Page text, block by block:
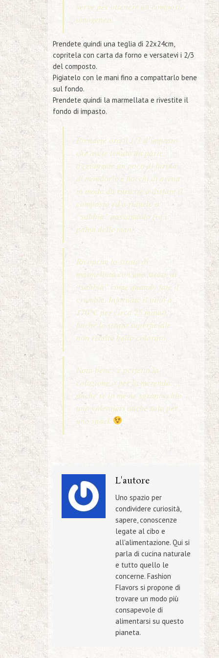
serve per ottenere un composto
omogeneo.
Prendete quindi una teglia di 22x24cm,
copritela con carta da forno e versatevi i 2/3
del composto.
Pigiatelo con le mani fino a compattarlo bene
sul fondo.
Prendete quindi la marmellata e rivestite il
fondo di impasto.
Prendete ora il 1/3 d’impasto
che avete tenuto da parte,
aggiungete un poco di farina
di mandorle e fiocchi di avena
in modo da riuscire a disfare il
composto ed a ridurlo a
“sabbia” passandolo fra i
palmi delle mani.
Ricoprite lo strato di
marmellata con uno strato di
“sabbia” come quando fate il
crumble. Infornate il tutto a
170°C per circa 25 minuti,
finchè lo strato superficiale
non risulta bello colorato.
Nota bene: è perfetto la
colazione o per la merenda….
anche se io me ne sgranocchio
uno volentieri anche solo per
uno snack
L'autore
Uno spazio per
condividere curiosità,
sapere, conoscenze
legate al cibo e
all'alimentazione. Qui si
parla di cucina naturale
e tutto quello le
concerne. Fashion
Flavors si propone di
trovare un modo più
consapevole di
alimentarsi su questo
pianeta.